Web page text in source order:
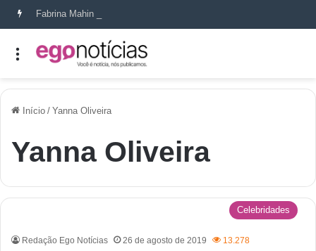
Fabrina Mahin e a arte de reconstruir confiança
Início / Yanna Oliveira
Yanna Oliveira
Celebridades
Redação Ego Notícias 26 de agosto de 2019 13.278